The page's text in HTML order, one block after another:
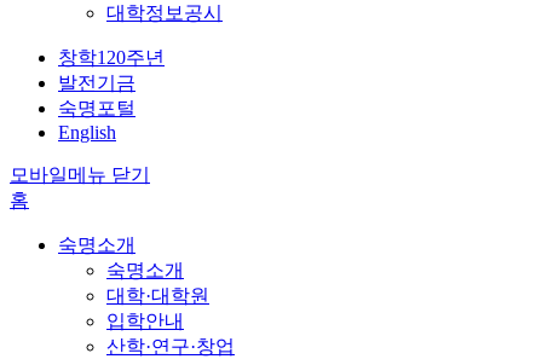
대학정보공시
창학120주년
발전기금
숙명포털
English
모바일메뉴 닫기
홈
숙명소개
숙명소개
대학·대학원
입학안내
산학·연구·창업